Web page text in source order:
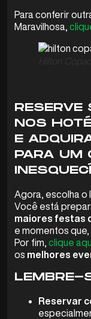
Para conferir
Maravilhosa,
RESERVE
NOS
E
PARA UM
Agora, escolha o
Você está
maiores festas
e momentos
Por fim, clique
os melhores
LEMBRE-
Reservar